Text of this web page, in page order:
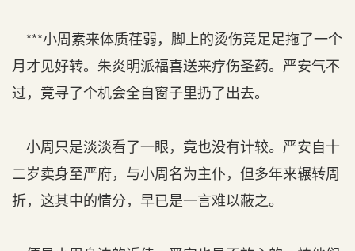
***小周素来体质荏弱，脚上的烫伤竟足足拖了一个
月才见好转。朱炎明派福喜送来疗伤圣药。严安气不
过，竟寻了个机会全自窗子里扔了出去。
小周只是淡淡看了一眼，竟也没有计较。严安自十
二岁卖身至严府，与小周名为主仆，但多年来辗转周
折，这其中的情分，早已是一言难以蔽之。